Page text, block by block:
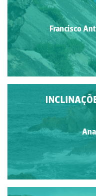
Francisco